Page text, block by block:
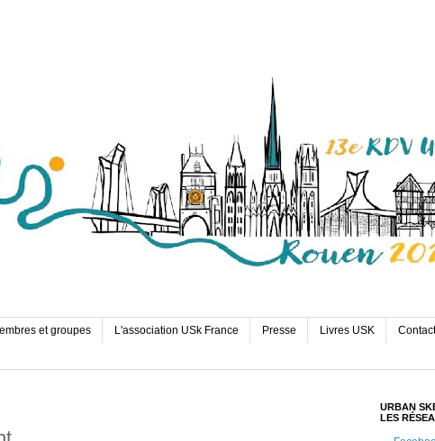
et groupes L'association USk France Presse Livres USK Contact
URBAN
LES